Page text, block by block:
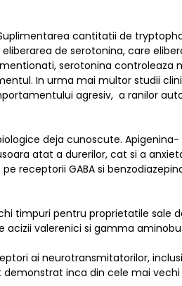
cantitatii de
de serotonina, care
serotonina
In urma mai multor studii
agresiv, a ranilor
deja cunoscute.
atat a durerilor, cat si a
receptorii GABA si
timpuri pentru proprietatile sale
valerenici si gamma
ai neurotransmitatorilor,
inca din cele mai